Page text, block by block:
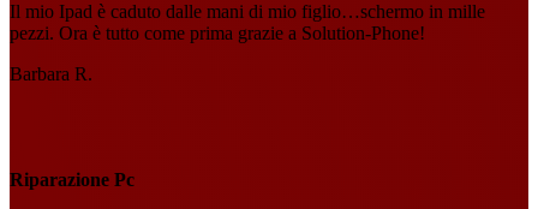
Il mio Ipad è caduto dalle mani di mio figlio…schermo in mille
pezzi. Ora è tutto come prima grazie a Solution-Phone!
Barbara R.
Riparazione Pc